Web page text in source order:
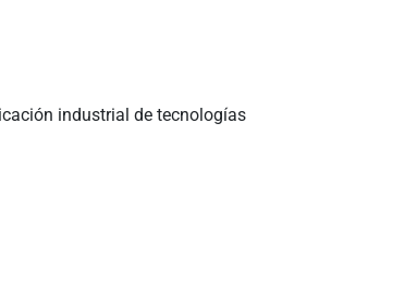
industrial de tecnologías